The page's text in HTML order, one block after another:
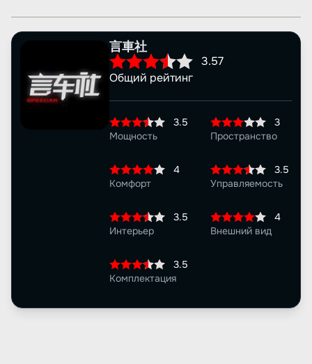
言車社
3.57
Общий рейтинг
3.5
Мощность
3
Пространство
4
Комфорт
3.5
Управляемость
3.5
Интерьер
4
Внешний вид
3.5
Комплектация